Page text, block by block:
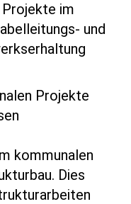
im
und
Projekte
kommunalen
Dies